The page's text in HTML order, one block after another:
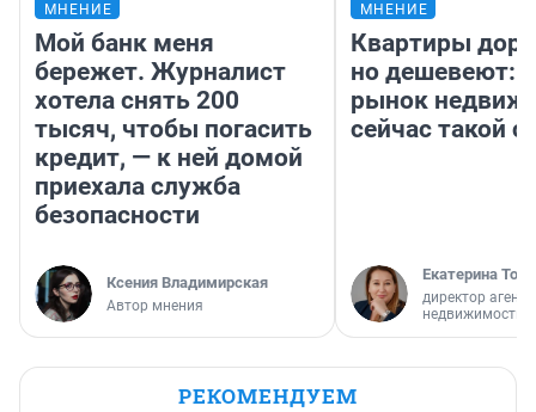
МНЕНИЕ
Мой банк меня
бережет. Журналист
хотела снять 200
тысяч, чтобы погасить
кредит, — к ней домой
приехала служба
безопасности
Ксения Владимирская
Автор мнения
МНЕНИЕ
Квартиры
но дешевеют:
рынок
сейчас такой
Екатерина
директор
недвижимости
РЕКОМЕНДУЕМ